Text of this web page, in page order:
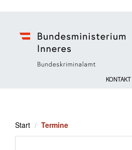
KONTAKT
Start
Termine